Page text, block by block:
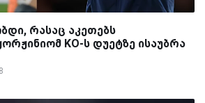
რასაც აკეთებს
KO-ს დუეტზე ისაუბრა